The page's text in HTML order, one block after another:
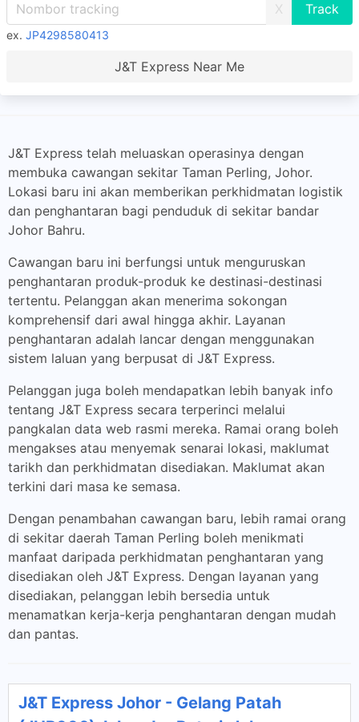
X
ex. JP4298580413
J&T Express Near Me
J&T Express telah meluaskan operasinya dengan
membuka cawangan sekitar Taman Perling, Johor.
Lokasi baru ini akan memberikan perkhidmatan logistik
dan penghantaran bagi penduduk di sekitar bandar
Johor Bahru.
Cawangan baru ini berfungsi untuk menguruskan
penghantaran produk-produk ke destinasi-destinasi
tertentu. Pelanggan akan menerima sokongan
komprehensif dari awal hingga akhir. Layanan
penghantaran adalah lancar dengan menggunakan
sistem laluan yang berpusat di J&T Express.
Pelanggan juga boleh mendapatkan lebih banyak info
tentang J&T Express secara terperinci melalui
pangkalan data web rasmi mereka. Ramai orang boleh
mengakses atau menyemak senarai lokasi, maklumat
tarikh dan perkhidmatan disediakan. Maklumat akan
terkini dari masa ke semasa.
Dengan penambahan cawangan baru, lebih ramai orang
di sekitar daerah Taman Perling boleh menikmati
manfaat daripada perkhidmatan penghantaran yang
disediakan oleh J&T Express. Dengan layanan yang
disediakan, pelanggan lebih bersedia untuk
menamatkan kerja-kerja penghantaran dengan mudah
dan pantas.
J&T Express Johor - Gelang Patah